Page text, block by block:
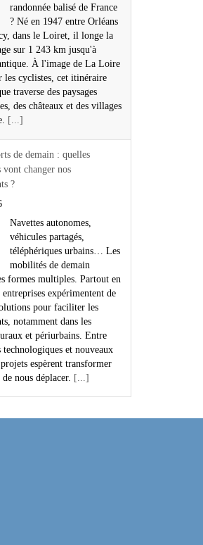
randonnée balisé de France
? Né en 1947 entre Orléans
dans le Loiret, il longe la
sur 1 243 km jusqu'à
À l'image de La Loire
les cyclistes, cet itinéraire
traverse des paysages
des châteaux et des villages
[...]
de demain : quelles
changer nos
?
Navettes autonomes,
véhicules partagés,
téléphériques urbains… Les
mobilités de demain
formes multiples. Partout en
entreprises expérimentent de
pour faciliter les
notamment dans les
et périurbains. Entre
et nouveaux
projets espèrent transformer
nous déplacer. [...]